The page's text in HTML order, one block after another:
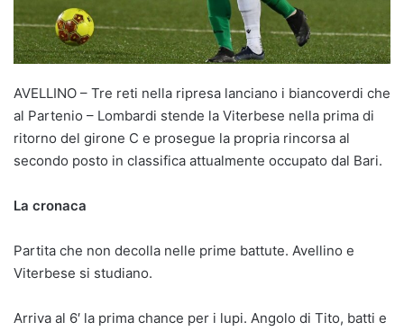
AVELLINO – Tre reti nella ripresa lanciano i biancoverdi che
al Partenio – Lombardi stende la Viterbese nella prima di
ritorno del girone C e prosegue la propria rincorsa al
secondo posto in classifica attualmente occupato dal Bari.
La cronaca
Partita che non decolla nelle prime battute. Avellino e
Viterbese si studiano.
Arriva al 6′ la prima chance per i lupi. Angolo di Tito, batti e